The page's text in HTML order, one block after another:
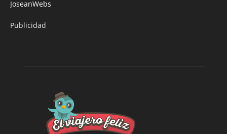
JoseanWebs
Publicidad